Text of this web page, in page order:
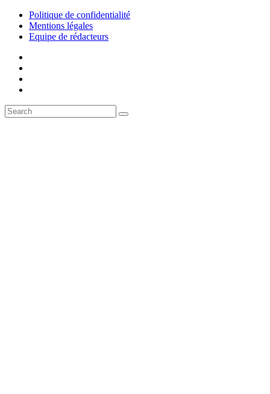
Politique de confidentialité
Mentions légales
Equipe de rédacteurs